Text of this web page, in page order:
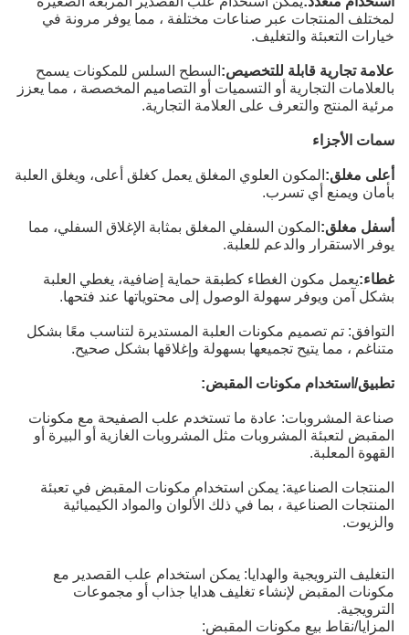
لمختلف المنتجات عبر صناعات مختلفة ، مما يوفر مرونة في
خيارات التعبئة والتغليف.
علامة تجارية قابلة للتخصيص:السطح السلس للمكونات يسمح
بالعلامات التجارية أو التسميات أو التصاميم المخصصة ، مما يعزز
مرئية المنتج والتعرف على العلامة التجارية.
سمات الأجزاء
أعلى مغلق:المكون العلوي المغلق يعمل كغلق أعلى، ويغلق العلبة
بأمان ويمنع أي تسرب.
أسفل مغلق:المكون السفلي المغلق بمثابة الإغلاق السفلي، مما
يوفر الاستقرار والدعم للعلبة.
غطاء:يعمل مكون الغطاء كطبقة حماية إضافية، يغطي العلبة
بشكل آمن ويوفر سهولة الوصول إلى محتوياتها عند فتحها.
التوافق: تم تصميم مكونات العلبة المستديرة لتناسب معًا بشكل
متناغم ، مما يتيح تجميعها بسهولة وإغلاقها بشكل صحيح.
تطبيق/استخدام مكونات المقبض:
صناعة المشروبات: عادة ما تستخدم علب الصفيحة مع مكونات
المقبض لتعبئة المشروبات مثل المشروبات الغازية أو البيرة أو
القهوة المعلبة.
المنتجات الصناعية: يمكن استخدام مكونات المقبض في تعبئة
المنتجات الصناعية ، بما في ذلك الألوان والمواد الكيميائية
والزيوت.
التغليف الترويجية والهدايا: يمكن استخدام علب القصدير مع
مكونات المقبض لإنشاء تغليف هدايا جذاب أو مجموعات
الترويجية.
المزايا/نقاط بيع مكونات المقبض: